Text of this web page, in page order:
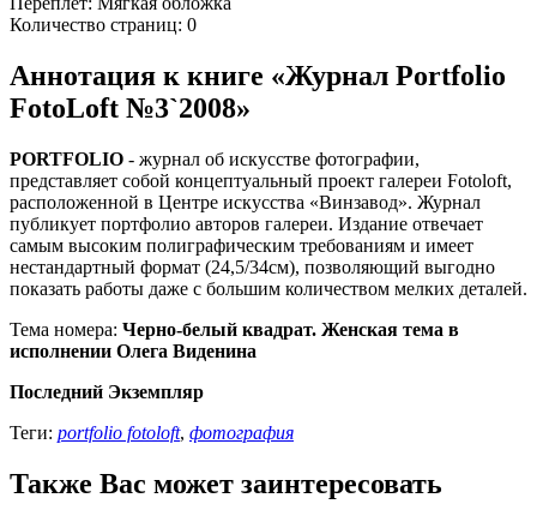
Количество страниц: 0
Аннотация к книге «Журнал Portfolio
FotoLoft №3`2008»
PORTFOLIO - журнал об искусстве фотографии,
представляет собой концептуальный проект галереи Fotoloft,
расположенной в Центре искусства «Винзавод». Журнал
публикует портфолио авторов галереи. Издание отвечает
самым высоким полиграфическим требованиям и имеет
нестандартный формат (24,5/34см), позволяющий выгодно
показать работы даже с большим количеством мелких деталей.
Тема номера: Черно-белый квадрат. Женская тема в
исполнении Олега Виденина
Последний Экземпляр
Теги: portfolio fotoloft, фотография
Также Вас может заинтересовать